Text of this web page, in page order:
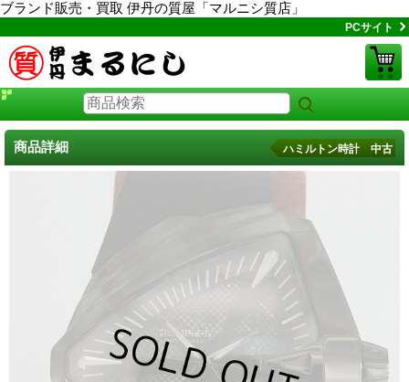
ブランド販売・買取 伊丹の質屋「マルニシ質店」
PCサイト
商品詳細 ハミルトン時計 中古